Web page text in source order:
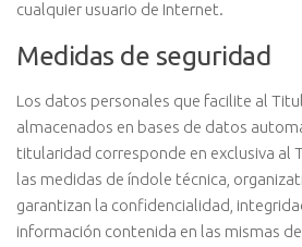
cualquier usuario de Internet.
Medidas de seguridad
Los datos personales que facilite al
almacenados en bases de datos
titularidad corresponde en exclusiva al
las medidas de índole técnica,
garantizan la confidencialidad,
información contenida en las mismas